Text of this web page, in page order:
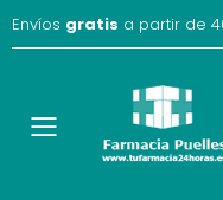
Envíos gratis a partir de
Toggle